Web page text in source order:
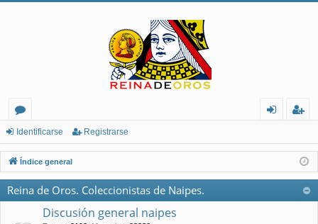
or
os
nt
ifi
ist
ra
Identificarse Registrarse
Índice general
Reina de Oros. Coleccionistas de Naipes.
Discusión general naipes